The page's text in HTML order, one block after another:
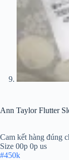
Ann Taylor Flutter
Cam kết hàng đúng
Size 00p 0p us
#450k